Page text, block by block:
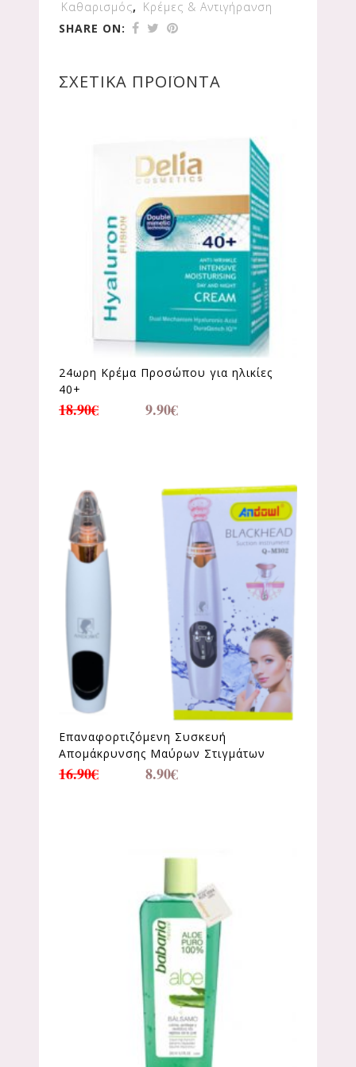
Καθαρισμός, Κρέμες & Αντιγήρανση
SHARE ON:
ΣΧΕΤΙΚΆ ΠΡΟΪΌΝΤΑ
24ωρη Κρέμα Προσώπου για ηλικίες
40+
18.90€ 9.90€
Επαναφορτιζόμενη Συσκευή
Απομάκρυνσης Μαύρων Στιγμάτων
16.90€ 8.90€